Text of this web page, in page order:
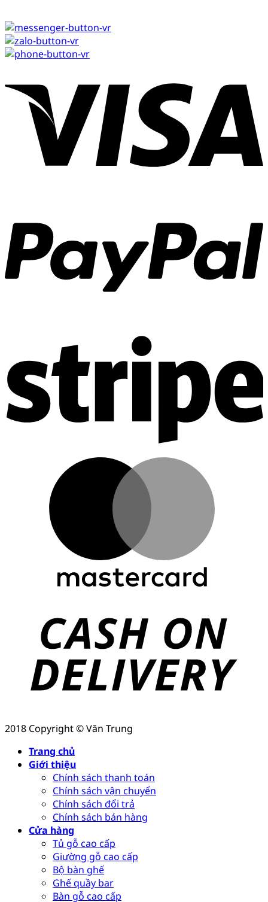
2018 Copyright © Văn Trung
Trang chủ
Giới thiệu
Chính sách thanh toán
Chính sách vận chuyển
Chính sách đổi trả
Chính sách bán hàng
Cửa hàng
Tủ gỗ cao cấp
Giường gỗ cao cấp
Bộ bàn ghế
Ghế quầy bar
Bàn gỗ cao cấp